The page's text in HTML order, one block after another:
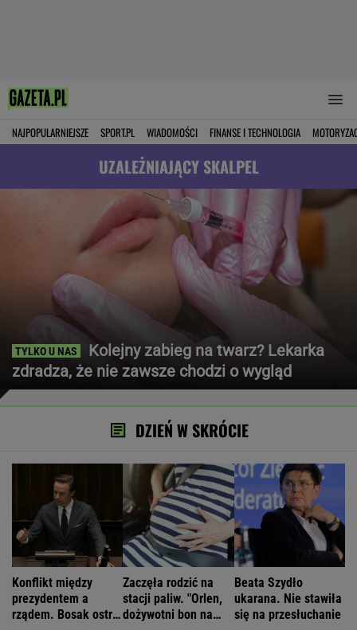
NAJPOPULARNIEJSZE SPORT.PL WIADOMOŚCI FINANSE I TECHNOLOGIA
UZALEŻNIAJĄCY SKALPEL
Kolejny zabieg na twarz? Lekarka
zdradza, że nie zawsze chodzi o wygląd
DZIEŃ W SKRÓCIE
Konflikt między
prezydentem a
rządem. Bosak ostro
Zaczęła rodzić na
stacji paliw. "Orlen,
dożywotni bon na
Beata Szydło
ukarana. Nie stawiła
się na przesłuchanie